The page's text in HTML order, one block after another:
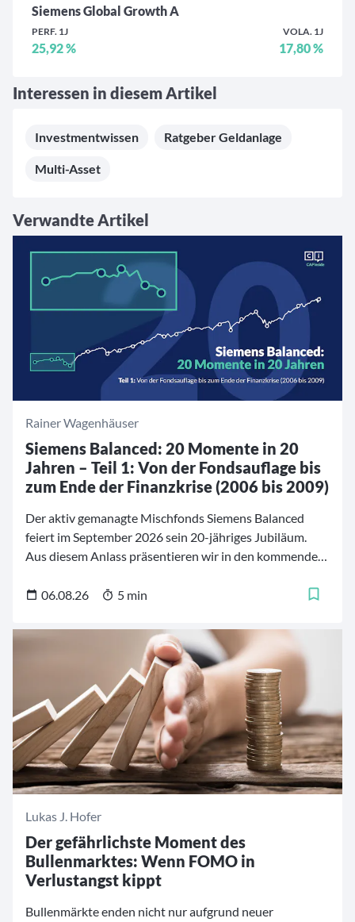
Siemens Global Growth A
PERF. 1J
25,92 %
VOLA. 1J
17,80 %
Interessen in diesem Artikel
Investmentwissen Ratgeber Geldanlage
Multi-Asset
Verwandte Artikel
Rainer Wagenhäuser
Siemens Balanced: 20 Momente in 20
Jahren – Teil 1: Von der Fondsauflage bis
zum Ende der Finanzkrise (2006 bis 2009)
Der aktiv gemanagte Mischfonds Siemens Balanced
feiert im September 2026 sein 20-jähriges Jubiläum.
Aus diesem Anlass präsentieren wir in den kommenden
bedeutenden Momenten aus der Geschichte des Fonds.
Jahrzehnte, die von Finanzkrisen, geopolitischen
Umbrüchen und tiefgreifenden Veränderungen an den
Kapitalmärkten geprägt waren.
06.08.26 5 min
Lukas J. Hofer
Der gefährlichste Moment des
Bullenmarktes: Wenn FOMO in
Verlustangst kippt
Bullenmärkte enden nicht nur aufgrund neuer